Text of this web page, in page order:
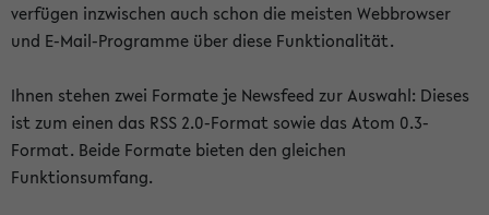
verfügen inzwischen auch schon die meisten Webbrowser
und E-Mail-Programme über diese Funktionalität.
Ihnen stehen zwei Formate je Newsfeed zur Auswahl: Dieses
ist zum einen das RSS 2.0-Format sowie das Atom 0.3-
Format. Beide Formate bieten den gleichen
Funktionsumfang.